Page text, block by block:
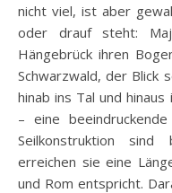
nicht viel, ist aber
oder drauf steht:
Hängebrück ihren
Schwarzwald, der Blick
hinab ins Tal und
– eine
Seilkonstruktion sind
erreichen sie eine
und Rom entspricht.